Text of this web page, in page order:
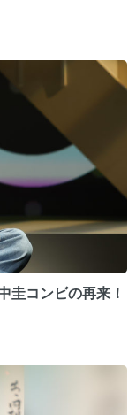
圭コンビの再来！